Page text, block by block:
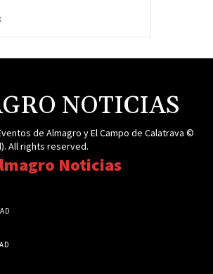
NOTICIAS
de Almagro y El Campo de Calatrava ©
All rights reserved.
Noticias